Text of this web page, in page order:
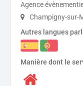
Agence
Champigny-sur-
Autres langues
Manière dont le